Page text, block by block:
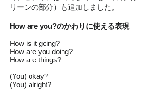
リーンの部分）も追加しました。
How are you?のかわりに使える表現
How is it going?
How are you doing?
How are things?
(You) okay?
(You) alright?